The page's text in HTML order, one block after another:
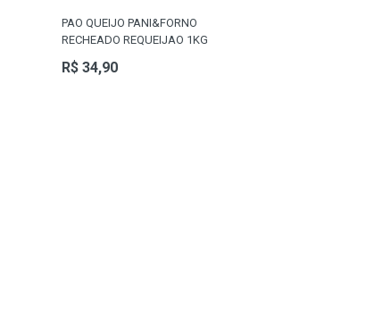
PAO QUEIJO PANI&FORNO
RECHEADO REQUEIJAO 1KG
R$ 34,90